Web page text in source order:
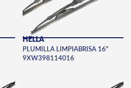
HELLA
PLUMILLA LIMPIABRISA 16"
9XW398114016